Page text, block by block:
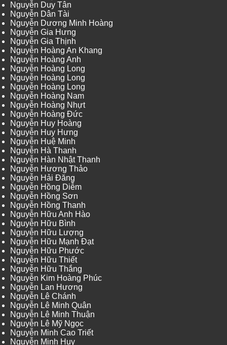
Nguyễn Duy Tân
Nguyễn Dân Tài
Nguyễn Dương Minh Hoàng
Nguyễn Gia Hưng
Nguyễn Gia Thịnh
Nguyễn Hoàng An Khang
Nguyễn Hoàng Anh
Nguyễn Hoàng Long
Nguyễn Hoàng Long
Nguyễn Hoàng Long
Nguyễn Hoàng Nam
Nguyễn Hoàng Nhựt
Nguyễn Hoàng Đức
Nguyễn Huy Hoàng
Nguyễn Huy Hưng
Nguyễn Huệ Minh
Nguyễn Hà Thanh
Nguyễn Hàn Nhật Thanh
Nguyễn Hương Thảo
Nguyễn Hải Đăng
Nguyễn Hồng Diễm
Nguyễn Hồng Sơn
Nguyễn Hồng Thanh
Nguyễn Hữu Anh Hào
Nguyễn Hữu Bình
Nguyễn Hữu Lượng
Nguyễn Hữu Mạnh Đạt
Nguyễn Hữu Phước
Nguyễn Hữu Thiết
Nguyễn Hữu Thắng
Nguyễn Kim Hoàng Phúc
Nguyễn Lan Hương
Nguyễn Lê Chánh
Nguyễn Lê Minh Quân
Nguyễn Lê Minh Thuận
Nguyễn Lê Mỹ Ngọc
Nguyễn Minh Cao Triết
Nguyễn Minh Huy